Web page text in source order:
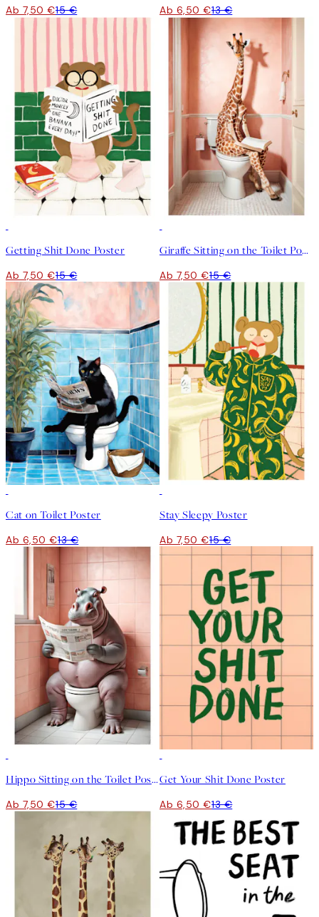
Ab 7,50 €15 € Ab 6,50 €13 €
Getting Shit Done Poster
Ab 7,50 €15 €
Giraffe Sitting on the Toilet Poster
Ab 7,50 €15 €
Cat on Toilet Poster
Ab 6,50 €13 €
Stay Sleepy Poster
Ab 7,50 €15 €
Hippo Sitting on the Toilet Poster
Ab 7,50 €15 €
Get Your Shit Done Poster
Ab 6,50 €13 €